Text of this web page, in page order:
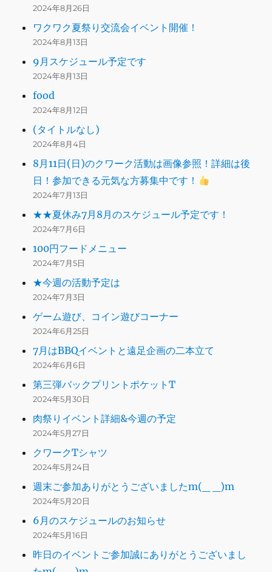
2024年8月26日
ワクワク夏祭り交流会イベント開催！
2024年8月13日
9月スケジュール予定です
2024年8月13日
food
2024年8月12日
(タイトルなし)
2024年8月4日
8月11日(日)のクワーク活動は画像参照！詳細は後
日！参加できる元気な方募集中です！
2024年7月13日
★★夏休み7月8月のスケジュール予定です！
2024年7月6日
100円フードメニュー
2024年7月5日
★今週の活動予定は
2024年7月3日
ゲーム遊び、コイン遊びコーナー
2024年6月25日
7月はBBQイベントと遠足企画の二本立て
2024年6月6日
第三弾バックプリントポケットT
2024年5月30日
肉祭りイベント詳細&今週の予定
2024年5月27日
クワークTシャツ
2024年5月24日
週末ご参加ありがとうございましたm(_ _)m
2024年5月20日
6月のスケジュールのお知らせ
2024年5月16日
昨日のイベントご参加誠にありがとうございまし